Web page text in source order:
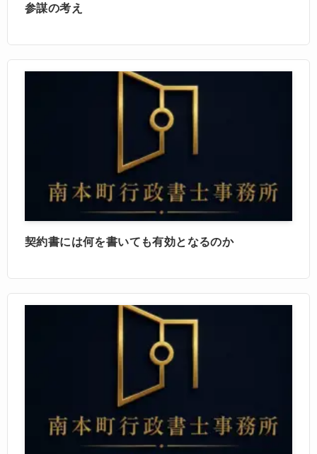
参謀の考え
契約書には何を書いても有効となるのか